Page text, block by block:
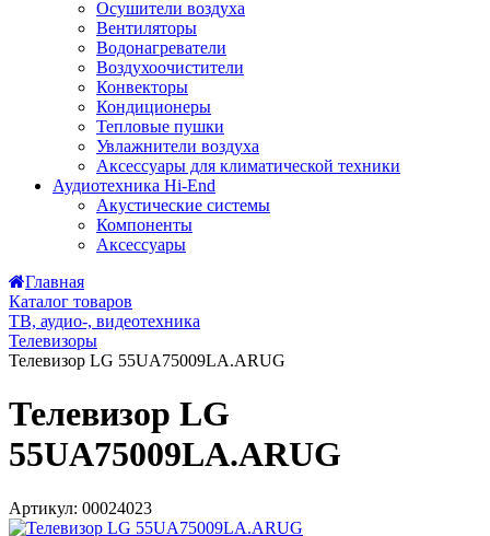
Осушители воздуха
Вентиляторы
Водонагреватели
Воздухоочистители
Конвекторы
Кондиционеры
Тепловые пушки
Увлажнители воздуха
Аксессуары для климатической техники
Аудиотехника Hi-End
Акустические системы
Компоненты
Аксессуары
Главная
Каталог товаров
ТВ, аудио-, видеотехника
Телевизоры
Телевизор LG 55UA75009LA.ARUG
Телевизор LG
55UA75009LA.ARUG
Артикул: 00024023